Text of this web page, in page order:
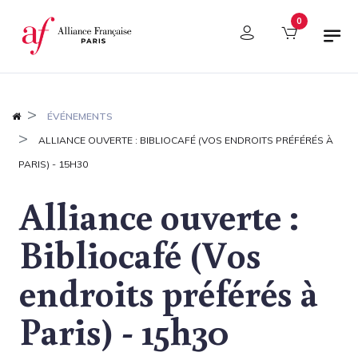
Panneau de gestion des cookies 0
ÉVÉNEMENTS
ALLIANCE OUVERTE : BIBLIOCAFÉ (VOS ENDROITS PRÉFÉRÉS À
PARIS) - 15H30
Alliance ouverte :
Bibliocafé (Vos
endroits préférés à
Paris) - 15h30